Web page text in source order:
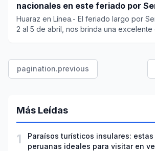
nacionales en este feriado por
Huaraz en Línea.- El feriado largo por
2 al 5 de abril, nos brinda una excelente
pagination.previous
Más Leídas
1
Paraísos turísticos insulares:
peruanas ideales para visitar en